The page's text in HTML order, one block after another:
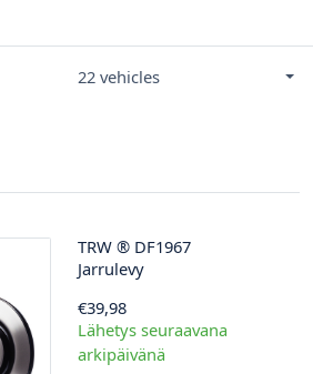
22 vehicles
TRW ® DF1967
Jarrulevy
€39,98
Lähetys seuraavana
arkipäivänä